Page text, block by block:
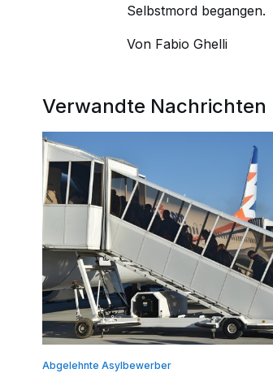
Selbstmord begangen.
Von Fabio Ghelli
Verwandte Nachrichten
Abgelehnte Asylbewerber